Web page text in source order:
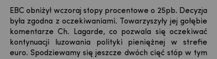
EBC obniżył wczoraj stopy procentowe o 25pb. Decyzja
była zgodna z oczekiwaniami. Towarzyszyły jej gołębie
komentarze Ch. Lagarde, co pozwala się oczekiwać
kontynuacji luzowania polityki pieniężnej w strefie
euro. Spodziewamy się jeszcze dwóch cięć stóp w tym